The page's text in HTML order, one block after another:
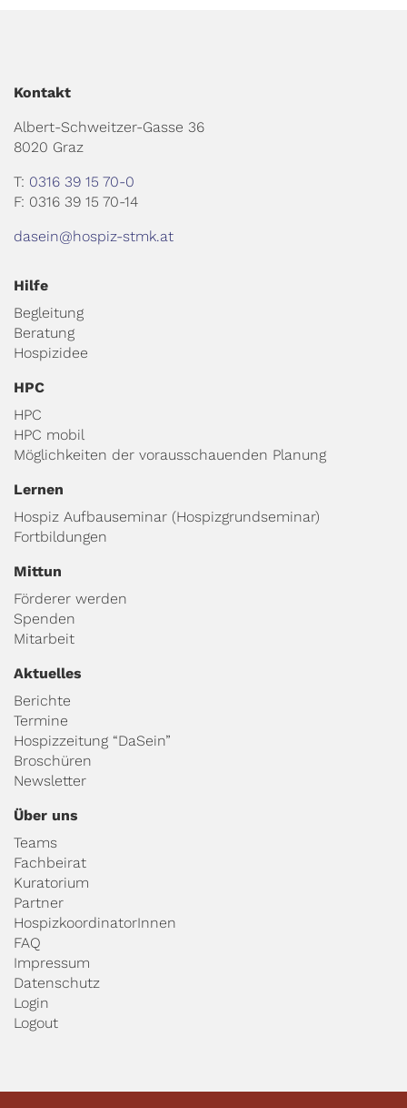
Kontakt
Albert-Schweitzer-Gasse 36
8020 Graz
T: 0316 39 15 70-0
F: 0316 39 15 70-14
dasein@hospiz-stmk.at
Hilfe
Begleitung
Beratung
Hospizidee
HPC
HPC
HPC mobil
Möglichkeiten der vorausschauenden Planung
Lernen
Hospiz Aufbauseminar (Hospizgrundseminar)
Fortbildungen
Mittun
Förderer werden
Spenden
Mitarbeit
Aktuelles
Berichte
Termine
Hospizzeitung “DaSein”
Broschüren
Newsletter
Über uns
Teams
Fachbeirat
Kuratorium
Partner
HospizkoordinatorInnen
FAQ
Impressum
Datenschutz
Login
Logout